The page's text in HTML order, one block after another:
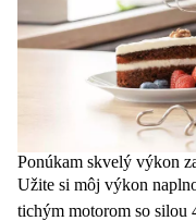
Ponúkam skvelý výkon
Užite si môj výkon
tichým motorom so silou